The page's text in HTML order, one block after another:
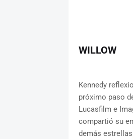
WILLOW
Kennedy
próximo paso
Lucasfilm e
compartió su
demás